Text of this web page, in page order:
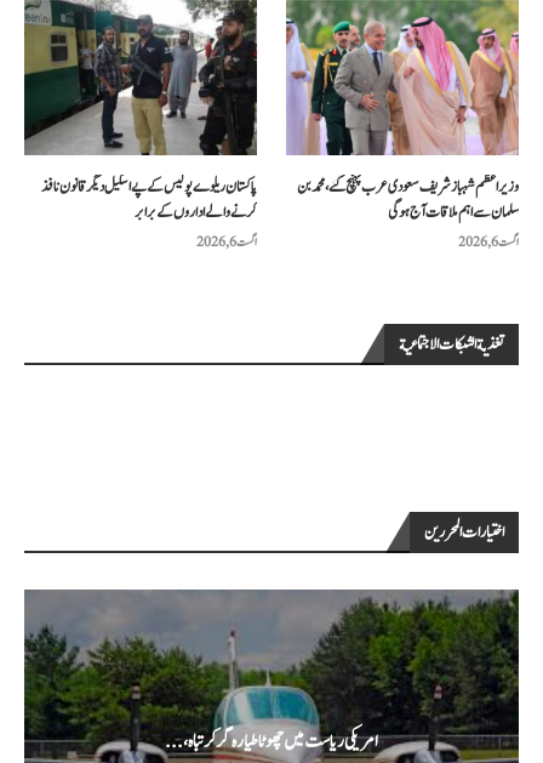
پاکستان ریلوے پولیس کے پے اسکیل دیگر قانون نافذ
کرنے والے اداروں کے برابر
اگست 6, 2026
وزیراعظم شہباز شریف سعودی عرب پہنچ گئے، محمد بن
سلمان سے اہم ملاقات آج ہوگی
اگست 6, 2026
تغذية الشبكات الاجتماعية
اختيارات المحررين
امریکی ریاست میں چھوٹا طیارہ گر کر تباہ،...